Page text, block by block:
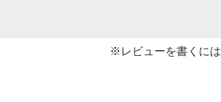
※レビューを書くには